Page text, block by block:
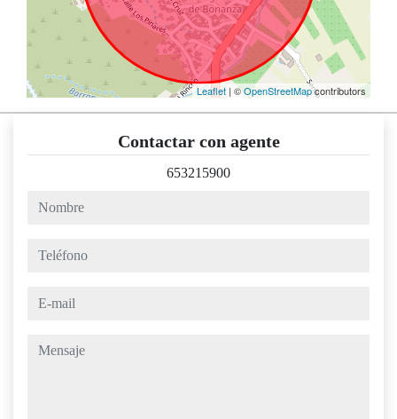
Leaflet | ©OpenStreetMapcontributors
Contactar con agente
653215900
nombre
teléfono
e-mail
mensaje